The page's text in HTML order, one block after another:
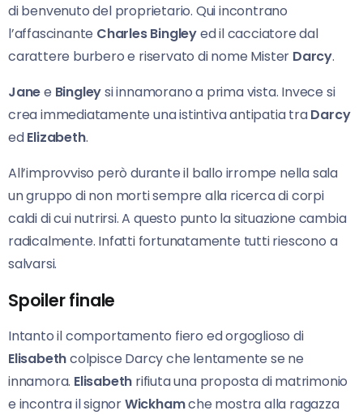
di benvenuto del proprietario. Qui incontrano
l’affascinante Charles Bingleyed il cacciatore dal
carattere burbero e riservato di nome Mister Darcy.
Janee Bingleysi innamorano a prima vista. Invece si
crea immediatamente una istintiva antipatia traDarcy
edElizabeth.
All’improvviso però durante il ballo irrompe nella sala
un gruppo di non morti sempre alla ricerca di corpi
caldi di cui nutrirsi. A questo punto la situazione cambia
radicalmente. Infatti fortunatamente tutti riescono a
salvarsi.
Spoiler finale
Intanto il comportamento fiero ed orgoglioso di
Elisabethcolpisce Darcy che lentamente se ne
innamora. Elisabeth rifiuta una proposta di matrimonio
e incontra il signorWickhamche mostra alla ragazza